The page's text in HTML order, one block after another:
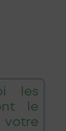
les
le
votre